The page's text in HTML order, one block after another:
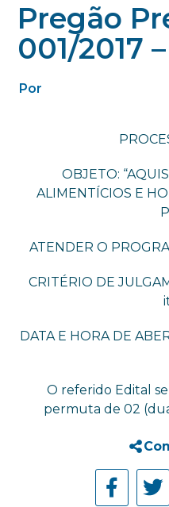
Pregão
001/2017
Por
OBJETO:
ALIMENTÍCIOS E
ATENDER O
CRITÉRIO DE
DATA E HORA DE
O referido Edital
permuta de 02